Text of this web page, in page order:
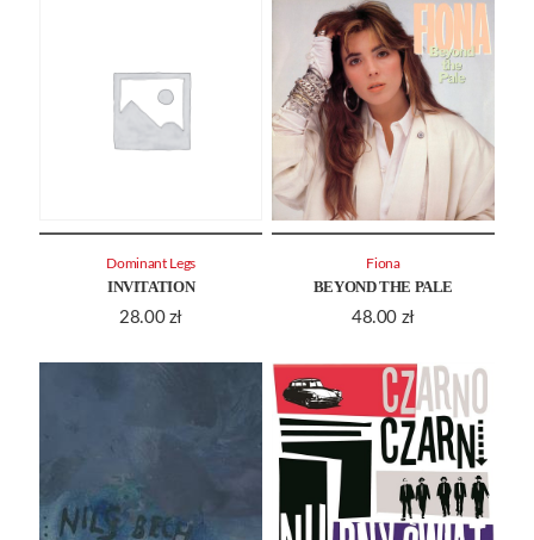
INVITATION
28.00 zł
Dominant Legs
BEYOND THE PALE
48.00 zł
Fiona